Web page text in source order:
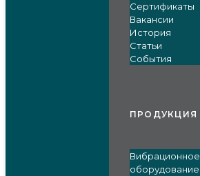
Сертификаты
Вакансии
История
Статьи
События
ПРОДУКЦИЯ
Вибрационное
оборудование